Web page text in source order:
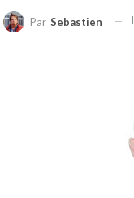
Par Sebastien